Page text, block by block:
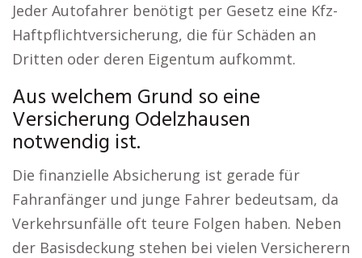
Jeder Autofahrer benötigt per Gesetz eine Kfz-
Haftpflichtversicherung, die für Schäden an
Dritten oder deren Eigentum aufkommt.
Aus welchem Grund so eine
Versicherung Odelzhausen
notwendig ist.
Die finanzielle Absicherung ist gerade für
Fahranfänger und junge Fahrer bedeutsam, da
Verkehrsunfälle oft teure Folgen haben. Neben
der Basisdeckung stehen bei vielen Versicherern